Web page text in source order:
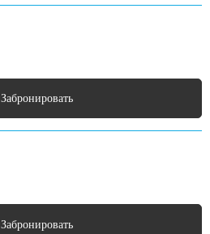
Забронировать
Забронировать